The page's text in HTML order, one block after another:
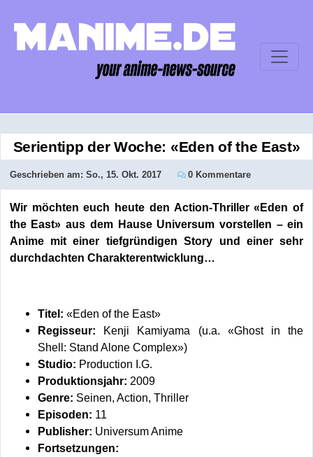
Serientipp der Woche: «Eden of the East»
Geschrieben am: So., 15. Okt. 2017 0 Kommentare
Wir möchten euch heute den Action-Thriller «Eden of
the East» aus dem Hause Universum vorstellen – ein
Anime mit einer tiefgründigen Story und einer sehr
durchdachten Charakterentwicklung…
Titel: «Eden of the East»
Regisseur: Kenji Kamiyama (u.a. «Ghost in the
Shell: Stand Alone Complex»)
Studio: Production I.G.
Produktionsjahr: 2009
Genre: Seinen, Action, Thriller
Episoden: 11
Publisher: Universum Anime
Fortsetzungen: